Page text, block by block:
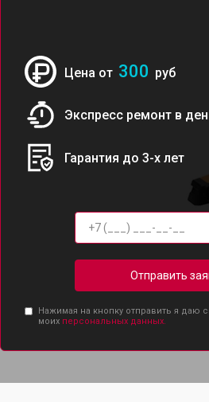
Цена от 300 руб
Экспресс ремонт в
Гарантия до 3-х лет
Отправить
Нажимая на кнопку отправить я даю
моих персональных данных.